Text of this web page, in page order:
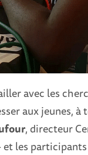
avec les
aux jeunes, à
, directeur
et les